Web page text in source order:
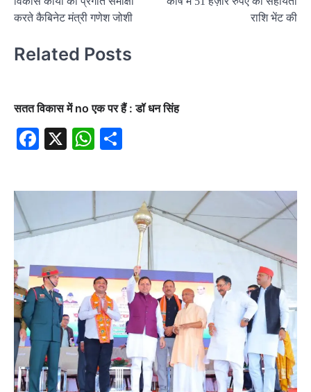
करते कैबिनेट मंत्री गणेश जोशी
राशि भेंट की
Related Posts
सतत विकास में no एक पर हैं : डॉ धन सिंह
Facebook
X WhatsApp